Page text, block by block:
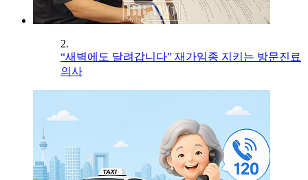
2.
“새벽에도 달려갑니다” 재가임종 지키는 방문진료
의사